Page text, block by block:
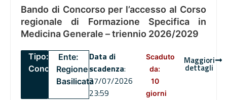
Bando di Concorso per l’accesso al Corso
regionale di Formazione Specifica in
Medicina Generale – triennio 2026/2029
Tipo:
Concorsi
Ente:
Regione
Basilicata
Data di
scadenza:
27/07/2026
23:59
Scaduto
da:
10
giorni
Maggiori
dettagli